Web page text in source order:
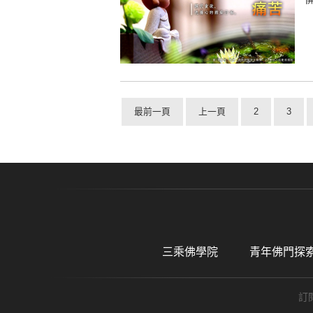
最前一頁 上一頁 2 3
三乘佛學院 青年佛門探
訂